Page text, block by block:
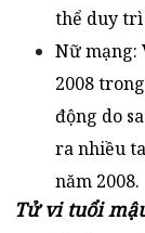
thể duy
Nữ mạng:
2008
động do
ra nhiều
năm 2008.
Tử vi tuổi